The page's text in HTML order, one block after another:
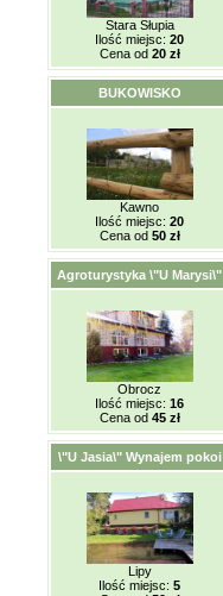
Stara Słupia
Ilość miejsc: 20
Cena od 20 zł
BUKOWISKO
Kawno
Ilość miejsc: 20
Cena od 50 zł
Agroturystyka \"U Marysi\"
Obrocz
Ilość miejsc: 16
Cena od 45 zł
\"U Jasia\" Wynajem pokoi
Lipy
Ilość miejsc: 5